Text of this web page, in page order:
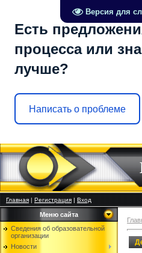
Версия для
Есть
процесса или
лучше?
Написать о проблеме
Главная|Регистрация|Вход
Меню сайта
Сведения об образовательной
организации
Новости